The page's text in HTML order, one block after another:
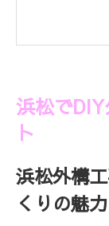
DIY
地元
浜松
出
理想の庭
浜松で
ト
浜松外構
くりの魅力